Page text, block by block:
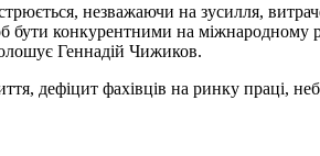
незважаючи на зусилля,
бути конкурентними на міжнародному
Геннадій Чижиков.
дефіцит фахівців на ринку праці,